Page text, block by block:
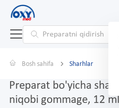
Bosh sahifa Sharhlar
Preparat bo'yicha
niqobi gommage, 12 ml